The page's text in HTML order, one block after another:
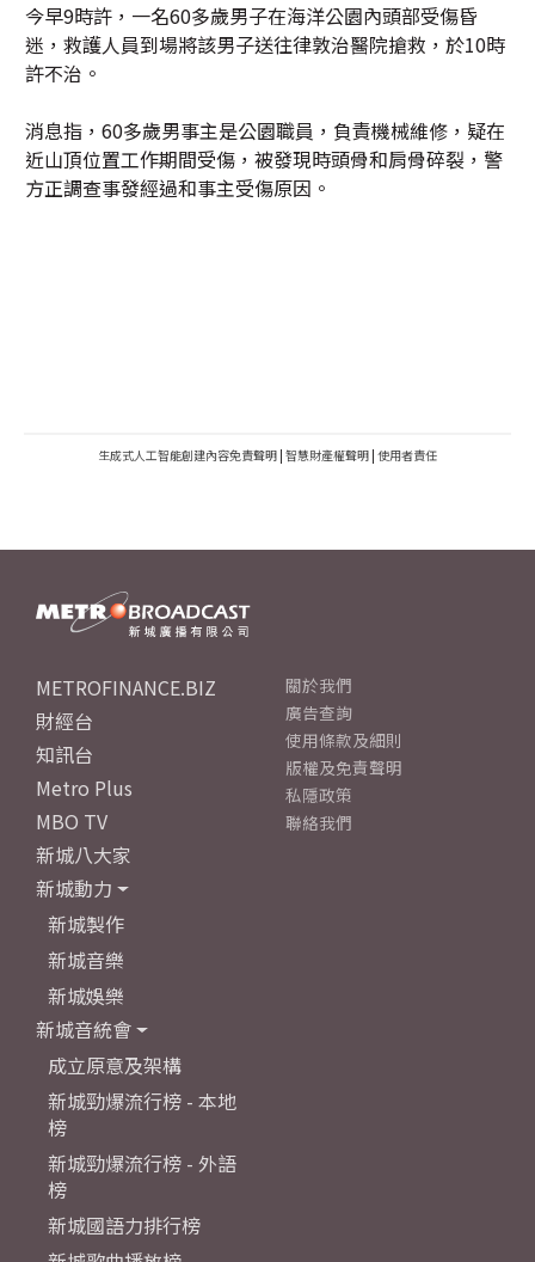
今早9時許，一名60多歲男子在海洋公園內頭部受傷昏
迷，救護人員到場將該男子送往律敦治醫院搶救，於10時
許不治。
消息指，60多歲男事主是公園職員，負責機械維修，疑在
近山頂位置工作期間受傷，被發現時頭骨和肩骨碎裂，警
方正調查事發經過和事主受傷原因。
生成式人工智能創建內容免責聲明 | 智慧財產權聲明 | 使用者責任
METROFINANCE.BIZ
財經台
知訊台
Metro Plus
MBO TV
新城八大家
新城動力
新城製作
新城音樂
新城娛樂
新城音統會
成立原意及架構
新城勁爆流行榜 - 本地
榜
新城勁爆流行榜 - 外語
榜
新城國語力排行榜
關於我們
廣告查詢
使用條款及細則
版權及免責聲明
私隱政策
聯絡我們